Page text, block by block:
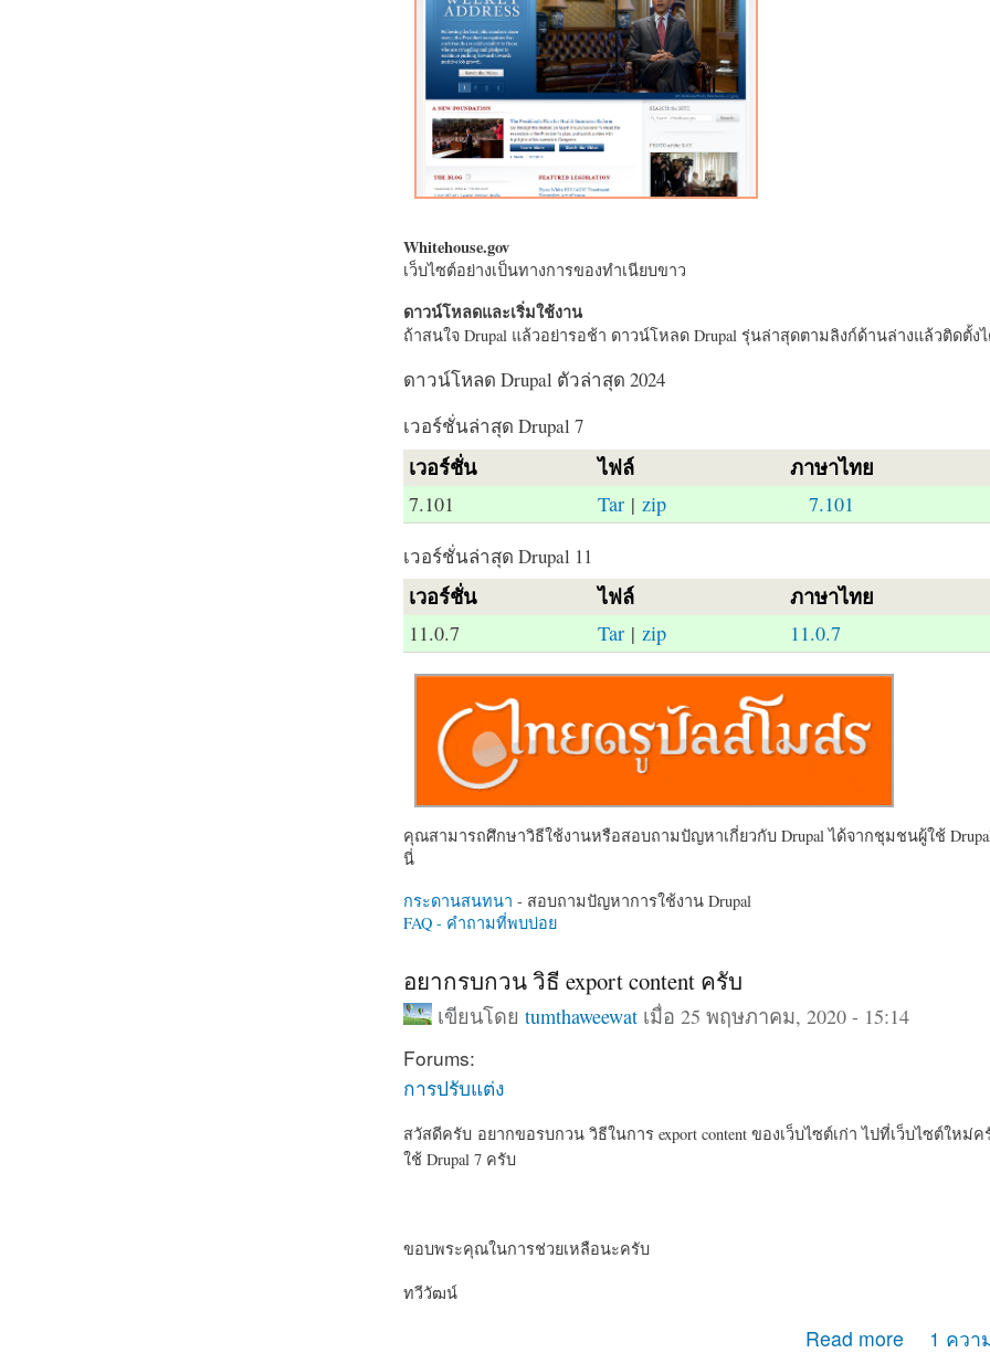
Whitehouse.gov
เว็บไซต์อย่างเป็นทางการของทำเนียบขาว
ดาวน์โหลดและเริ่มใช้งาน
ถ้าสนใจ Drupal แล้วอย่ารอช้า ดาวน์โหลด Drupal รุ่นล่าสุดตามลิงก์ด้านล่างแล้วติดตั้ง
ดาวน์โหลด Drupal ตัวล่าสุด 2024
เวอร์ชั่นล่าสุด Drupal 7
เวอร์ชั่น ไฟล์ ภาษาไทย
7.101 Tar| zip 7.101
เวอร์ชั่นล่าสุด Drupal 11
เวอร์ชั่น ไฟล์ ภาษาไทย
11.0.7 Tar| zip 11.0.7
คุณสามารถศึกษาวิธีใช้งานหรือสอบถามปัญหาเกี่ยวกับ Drupal ได้จากชุมชนผู้ใช้
นี่
กระดานสนทนา - สอบถามปัญหาการใช้งาน Drupal
FAQ - คำถามที่พบบ่อย
อยากรบกวน วิธี export content ครับ
เขียนโดยtumthaweewat เมื่อ 25 พฤษภาคม, 2020 - 15:14
Forums:
การปรับแต่ง
สวัสดีครับ อยากขอรบกวน วิธีในการ export content ของเว็บไซต์เก่า ไปที่เว็บไซต์ใหม่ค
ใช้ Drupal 7 ครับ
ขอบพระคุณในการช่วยเหลือนะครับ
ทวีวัฒน์
Read more 1 ควา